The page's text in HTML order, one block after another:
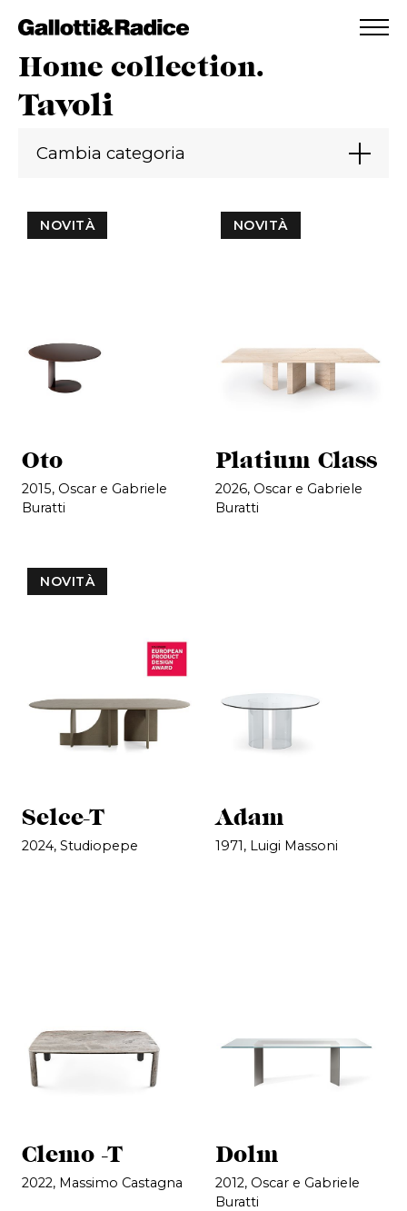
AGGIUNTO ALLA WISHLIST
VEDI LA TUA WISHLIST
Home collection.
Tavoli
Cambia categoria
NOVITÀ
Oto
2015, Oscar e Gabriele
Buratti
NOVITÀ
Platium Class
2026, Oscar e Gabriele
Buratti
NOVITÀ
Selce-T
2024, Studiopepe
Adam
1971, Luigi Massoni
Clemo -T
2022, Massimo Castagna
Dolm
2012, Oscar e Gabriele
Buratti